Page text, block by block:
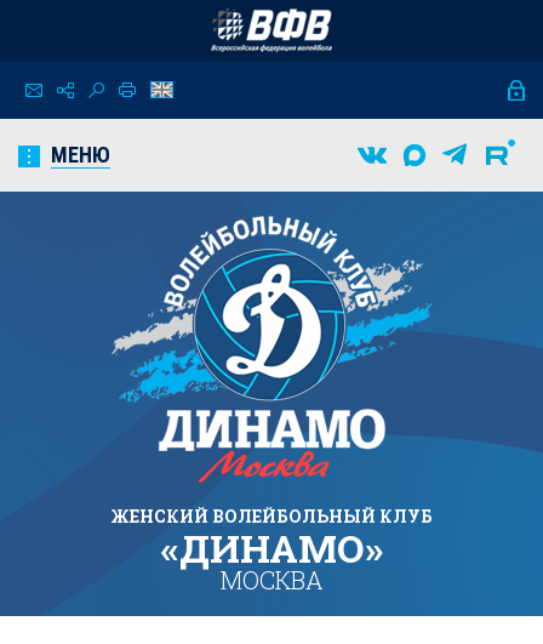
МЕНЮ
ЖЕНСКИЙ ВОЛЕЙБОЛЬНЫЙ КЛУБ
«ДИНАМО»
МОСКВА